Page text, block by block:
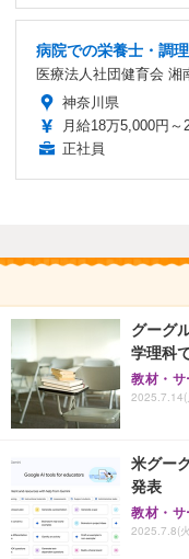
病院での栄養士・調
医療法人社団健育会 湘
神奈川県
月給18万5,000円～
正社員
グーグ
学理科
教材・サ
米グー
発表
教材・サ
2025.7.8(